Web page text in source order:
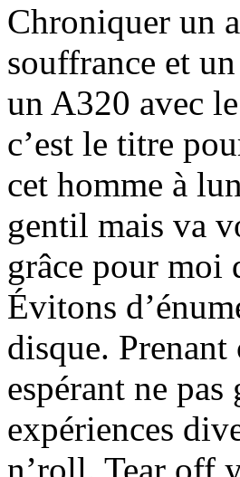
Chroniquer un
souffrance et
un A320 avec
c’est le titre
cet homme à
gentil mais va
grâce pour moi
Évitons
disque.
espérant ne pas
expériences
n’roll. Tear off